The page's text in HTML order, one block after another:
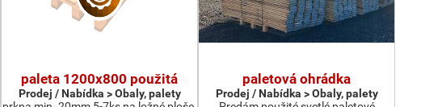
paleta 1200x800 použitá
Prodej / Nabídka > Obaly, palety
paletová ohrádka
Prodej / Nabídka > Obaly, palety